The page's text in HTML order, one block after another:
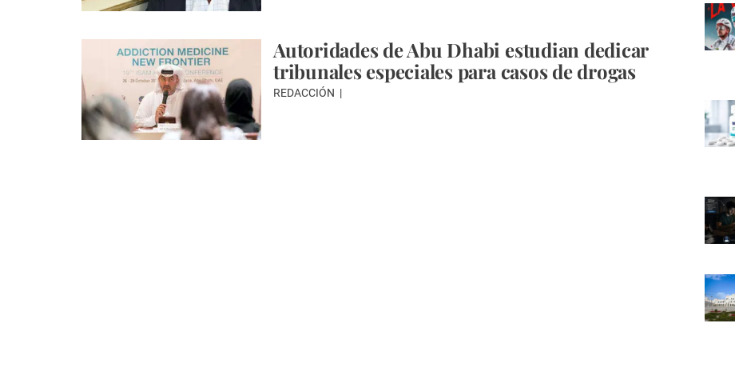
Autoridades de Abu Dhabi estudian dedicar
tribunales especiales para casos de drogas
REDACCIÓN